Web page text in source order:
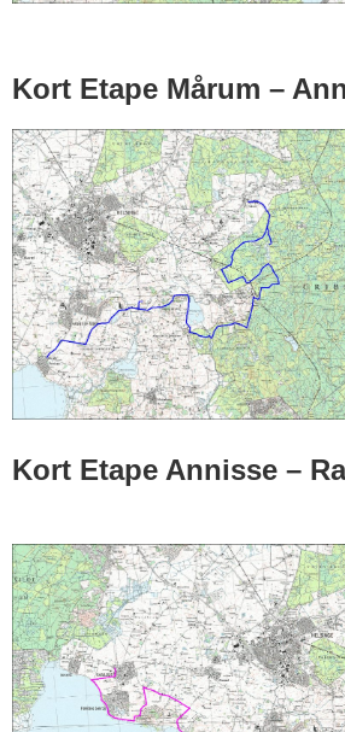
Kort Etape Mårum –
Kort Etape Annisse –